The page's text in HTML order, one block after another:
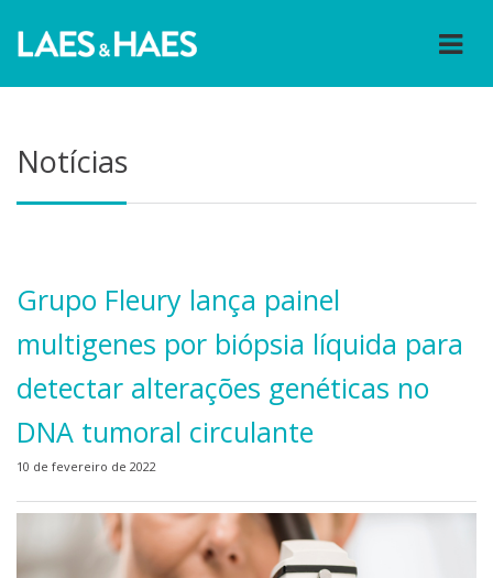
Notícias
Grupo Fleury lança painel
multigenes por biópsia líquida para
detectar alterações genéticas no
DNA tumoral circulante
10 de fevereiro de 2022